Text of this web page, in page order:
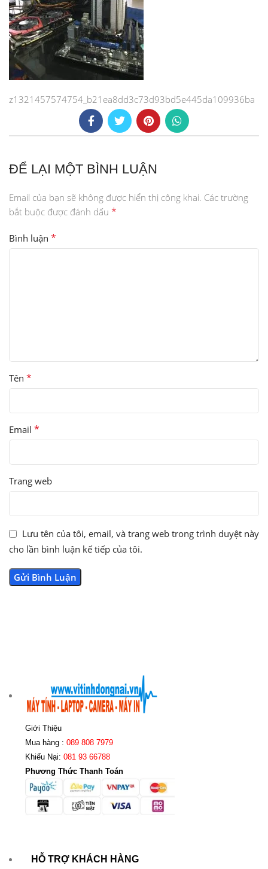
z1321457574754_b21ea8dd3c73d93bd5e445da109936ba
ĐỂ LẠI MỘT BÌNH LUẬN
Email của bạn sẽ không được hiển thị công khai. Các trường
bắt buộc được đánh dấu *
Bình luận *
Tên *
Email *
Trang web
Lưu tên của tôi, email, và trang web trong trình duyệt này
cho lần bình luận kế tiếp của tôi.
Giới Thiệu
Mua hàng : 089 808 7979
Khiếu Nại: 081 93 66788
Phương Thức Thanh Toán
HỖ TRỢ KHÁCH HÀNG